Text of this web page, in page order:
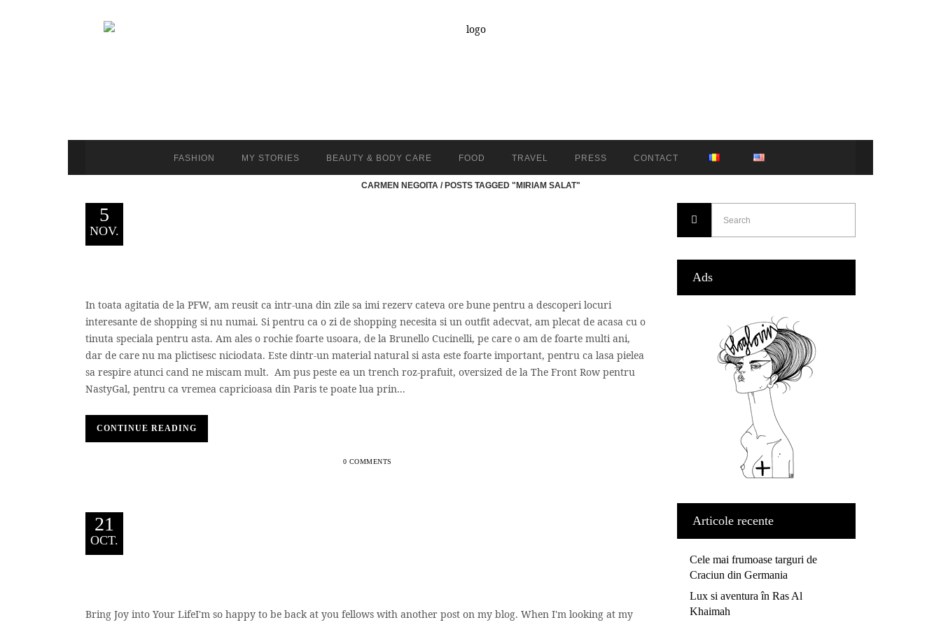
FASHION MY STORIES BEAUTY & BODY CARE FOOD TRAVEL PRESS CONTACT
CARMEN NEGOITA /POSTS TAGGED "MIRIAM SALAT"
5
NOV.
In toata agitatia de la PFW, am reusit ca intr-una din zile sa imi rezerv cateva ore bune pentru a descoperi locuri
interesante de shopping si nu numai. Si pentru ca o zi de shopping necesita si un outfit adecvat, am plecat de acasa cu o
tinuta speciala pentru asta. Am ales o rochie foarte usoara, de la Brunello Cucinelli, pe care o am de foarte multi ani,
dar de care nu ma plictisesc niciodata. Este dintr-un material natural si asta este foarte important, pentru ca lasa pielea
sa respire atunci cand ne miscam mult. Am pus peste ea un trench roz-prafuit, oversized de la The Front Row pentru
NastyGal, pentru ca vremea capricioasa din Paris te poate lua prin...
CONTINUE READING
0 COMMENTS
21
OCT.
Bring Joy into Your LifeI'm so happy to be back at you fellows with another post on my blog. When I'm looking at my
Ads
Articole recente
Cele mai frumoase targuri de
Craciun din Germania
Lux si aventura în Ras Al
Khaimah